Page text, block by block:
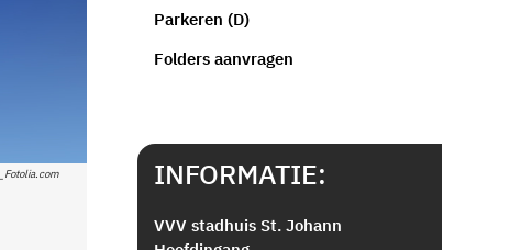
Parkeren (D)
Folders aanvragen
INFORMATIE:
VVV stadhuis St. Johann